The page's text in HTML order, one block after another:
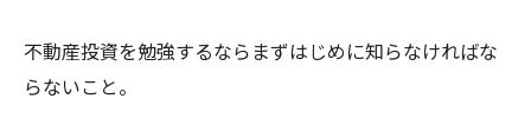
不動産投資を勉強するならまずはじめに知らなければな
らないこと。